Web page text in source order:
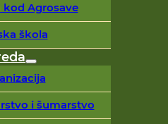
kod Agrosave
škola
i šumarstvo